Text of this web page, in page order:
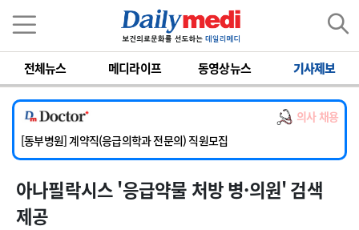
전체뉴스 메디라이프 동영상뉴스 기사제보
의사 채용
[서울아산병원] 2026년 하반기 인턴 모집
[영남대학교의료원] 마취통증의학과 임기제 임상의사 채용
[충남대학교병원] 소아청소년과(소아응급전담) 계약직 의사 공개채용
[동부병원] 계약직(응급의학과 전문의) 직원모집
[이대목동병원] 하반기 전공의(레지던트1년차) 모집
[서울아산병원] 2026년 하반기 인턴 모집
[영남대학교의료원] 마취통증의학과 임기제 임상의사 채용
아나필락시스 '응급약물 처방 병·의원' 검색
제공